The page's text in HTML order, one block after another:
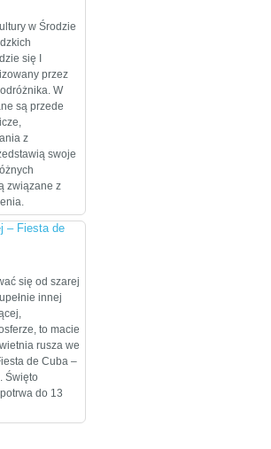
które
przejechać
w
w Środzie
się I
przez
W
są przede
z
swoje
związane z
– Fiesta de
się od szarej
innej
to macie
rusza we
de Cuba –
Święto
do 13